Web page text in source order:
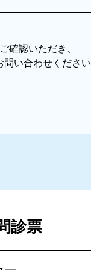
確認いただき、
問い合わせくださ
診票